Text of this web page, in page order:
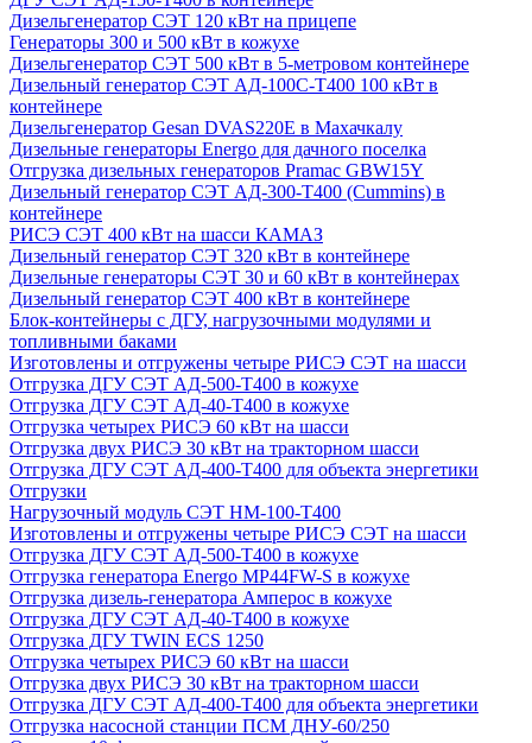
Дизельгенератор СЭТ 120 кВт на прицепе
Генераторы 300 и 500 кВт в кожухе
Дизельгенератор СЭТ 500 кВт в 5-метровом контейнере
Дизельный генератор СЭТ АД-100С-Т400 100 кВт в
контейнере
Дизельгенератор Gesan DVAS220E в Махачкалу
Дизельные генераторы Energo для дачного поселка
Отгрузка дизельных генераторов Pramac GВW15Y
Дизельный генератор СЭТ АД-300-Т400 (Cummins) в
контейнере
РИСЭ СЭТ 400 кВт на шасси КАМАЗ
Дизельный генератор СЭТ 320 кВт в контейнере
Дизельные генераторы СЭТ 30 и 60 кВт в контейнерах
Дизельный генератор СЭТ 400 кВт в контейнере
Блок-контейнеры с ДГУ, нагрузочными модулями и
топливными баками
Изготовлены и отгружены четыре РИСЭ СЭТ на шасси
Отгрузка ДГУ СЭТ АД-500-Т400 в кожухе
Отгрузка ДГУ СЭТ АД-40-Т400 в кожухе
Отгрузка четырех РИСЭ 60 кВт на шасси
Отгрузка двух РИСЭ 30 кВт на тракторном шасси
Отгрузка ДГУ СЭТ АД-400-Т400 для объекта энергетики
Отгрузки
Нагрузочный модуль СЭТ НМ-100-Т400
Изготовлены и отгружены четыре РИСЭ СЭТ на шасси
Отгрузка ДГУ СЭТ АД-500-Т400 в кожухе
Отгрузка генератора Energo MP44FW-S в кожухе
Отгрузка дизель-генератора Амперос в кожухе
Отгрузка ДГУ СЭТ АД-40-Т400 в кожухе
Отгрузка ДГУ TWIN ECS 1250
Отгрузка четырех РИСЭ 60 кВт на шасси
Отгрузка двух РИСЭ 30 кВт на тракторном шасси
Отгрузка ДГУ СЭТ АД-400-Т400 для объекта энергетики
Отгрузка насосной станции ПСМ ДНУ-60/250